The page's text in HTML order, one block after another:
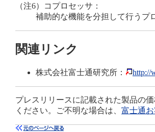
（注6）
コプロセッサ：
補助的な機能を分担して行うプ
関連リンク
株式会社富士通研究所： http://
プレスリリースに記載された製品の
ください。ご不明な場合は、 富士通